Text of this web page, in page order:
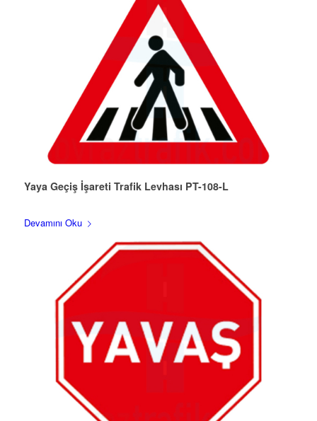
Yaya Geçiş İşareti Trafik Levhası PT-108-L
Devamını Oku